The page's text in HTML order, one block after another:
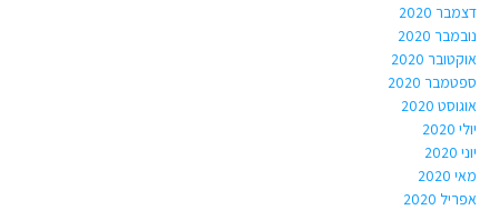
דצמבר 2020
נובמבר 2020
אוקטובר 2020
ספטמבר 2020
אוגוסט 2020
יולי 2020
יוני 2020
מאי 2020
אפריל 2020